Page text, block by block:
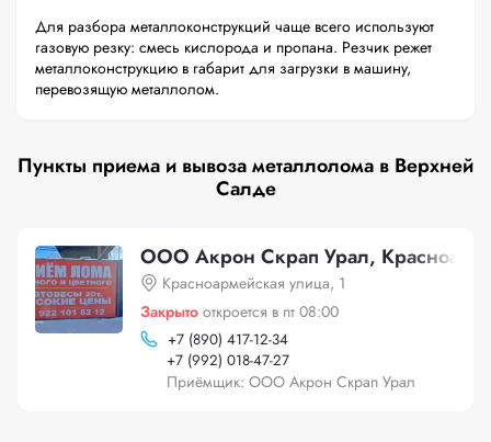
Для разбора металлоконструкций чаще всего используют
газовую резку: смесь кислорода и пропана. Резчик режет
металлоконструкцию в габарит для загрузки в машину,
перевозящую металлолом.
Пункты приема и вывоза металлолома в Верхней
Салде
ООО Акрон Скрап Урал,
Красноармейская улица, 1
Закрыто откроется в пт 08:00
+7 (890) 417-12-34
+7 (992) 018-47-27
Приёмщик: ООО Акрон Скрап Урал